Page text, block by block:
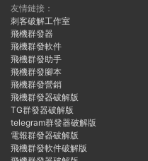
友情鏈接：
刺客破解工作室
飛機群發器
飛機群發軟件
飛機群發助手
飛機群發腳本
飛機群發營銷
飛機群發器破解版
TG群發器破解版
telegram群發器破解版
電報群發器破解版
飛機群發軟件破解版